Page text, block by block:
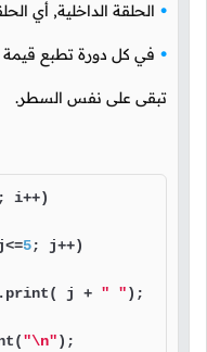
الحلقة الداخلية, أي
في كل دورة تطبع قيمة
تبقى على نفس السطر.
; i++)
5; j++)
j +
" ");
"\n");